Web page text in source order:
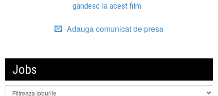
gandesc la acest film
Adauga comunicat de presa
Jobs